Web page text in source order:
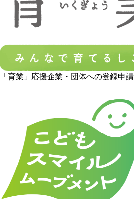
「育業」応援企業・団体への登録申請